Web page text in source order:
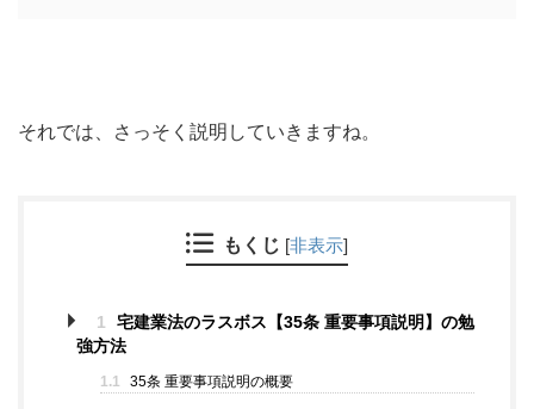
それでは、さっそく説明していきますね。
もくじ [非表示]
1
宅建業法のラスボス【35条 重要事項説明】の勉
強方法
1.1 35条 重要事項説明の概要